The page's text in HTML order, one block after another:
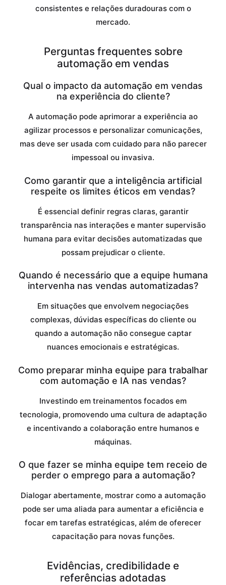
consistentes e relações duradouras com o
mercado.
Perguntas frequentes sobre
automação em vendas
Qual o impacto da automação em vendas
na experiência do cliente?
A automação pode aprimorar a experiência ao
agilizar processos e personalizar comunicações,
mas deve ser usada com cuidado para não parecer
impessoal ou invasiva.
Como garantir que a inteligência artificial
respeite os limites éticos em vendas?
É essencial definir regras claras, garantir
transparência nas interações e manter supervisão
humana para evitar decisões automatizadas que
possam prejudicar o cliente.
Quando é necessário que a equipe humana
intervenha nas vendas automatizadas?
Em situações que envolvem negociações
complexas, dúvidas específicas do cliente ou
quando a automação não consegue captar
nuances emocionais e estratégicas.
Como preparar minha equipe para trabalhar
com automação e IA nas vendas?
Investindo em treinamentos focados em
tecnologia, promovendo uma cultura de adaptação
e incentivando a colaboração entre humanos e
máquinas.
O que fazer se minha equipe tem receio de
perder o emprego para a automação?
Dialogar abertamente, mostrar como a automação
pode ser uma aliada para aumentar a eficiência e
focar em tarefas estratégicas, além de oferecer
capacitação para novas funções.
Evidências, credibilidade e
referências adotadas